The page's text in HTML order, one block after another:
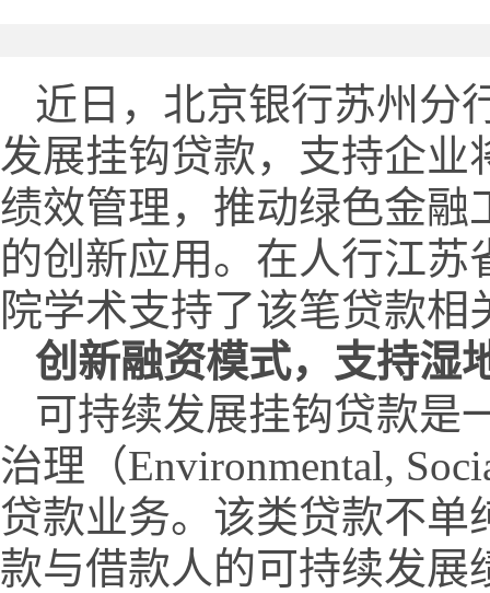
近日，北京银行苏州分
发展挂钩贷款，支持企业
绩效管理，推动绿色金融
的创新应用。在人行江
院学术支持了该笔贷款
创新融资模式，支持湿
可持续发展挂钩贷款是
治理（Environmental,
贷款业务。该类贷款不
款与借款人的可持续发展